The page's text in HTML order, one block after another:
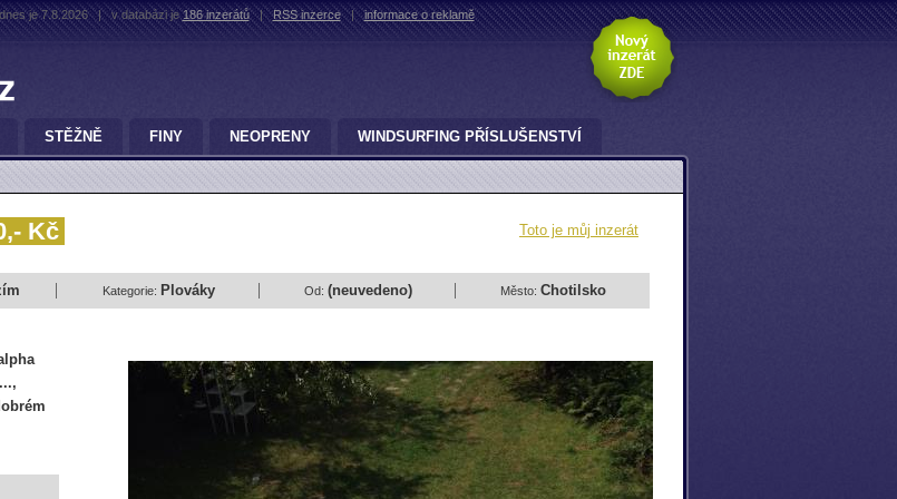
je 7.8.2026 | v databázi je186 inzerátů | RSS inzerce | informace o reklamě
STĚŽNĚ FINY NEOPRENY WINDSURFING PŘÍSLUŠENSTVÍ
Kč Toto je můj inzerát
Kategorie: Plováky Od: (neuvedeno) Město: Chotilsko